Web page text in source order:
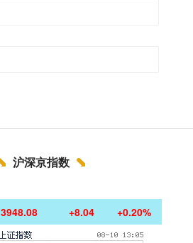
沪深京指数
3948.08 +8.04 +0.20%